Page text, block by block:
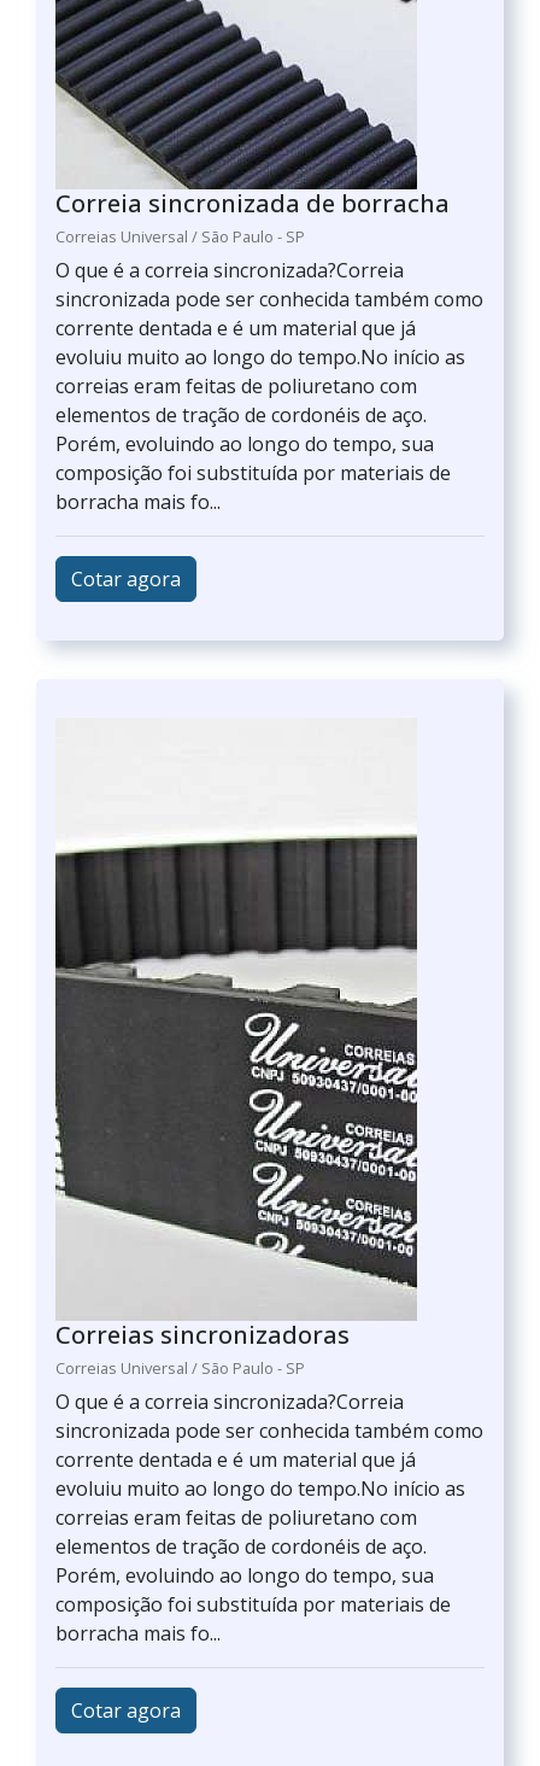
Correia sincronizada de borracha
Correias Universal / São Paulo - SP
O que é a correia sincronizada?Correia
sincronizada pode ser conhecida também como
corrente dentada e é um material que já
evoluiu muito ao longo do tempo.No início as
correias eram feitas de poliuretano com
elementos de tração de cordonéis de aço.
Porém, evoluindo ao longo do tempo, sua
composição foi substituída por materiais de
borracha mais fo...
Cotar agora
Correias sincronizadoras
Correias Universal / São Paulo - SP
O que é a correia sincronizada?Correia
sincronizada pode ser conhecida também como
corrente dentada e é um material que já
evoluiu muito ao longo do tempo.No início as
correias eram feitas de poliuretano com
elementos de tração de cordonéis de aço.
Porém, evoluindo ao longo do tempo, sua
composição foi substituída por materiais de
borracha mais fo...
Cotar agora